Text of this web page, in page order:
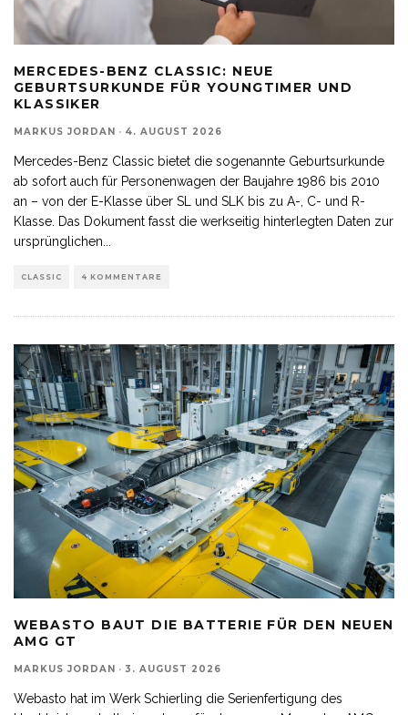
MERCEDES-BENZ CLASSIC: NEUE
GEBURTSURKUNDE FÜR YOUNGTIMER UND
KLASSIKER
MARKUS JORDAN · 4. AUGUST 2026
Mercedes-Benz Classic bietet die sogenannte Geburtsurkunde
ab sofort auch für Personenwagen der Baujahre 1986 bis 2010
an – von der E-Klasse über SL und SLK bis zu A-, C- und R-
Klasse. Das Dokument fasst die werkseitig hinterlegten Daten zur
ursprünglichen
CLASSIC 4 KOMMENTARE
WEBASTO BAUT DIE BATTERIE FÜR DEN NEUEN
AMG GT
MARKUS JORDAN · 3. AUGUST 2026
Webasto hat im Werk Schierling die Serienfertigung des